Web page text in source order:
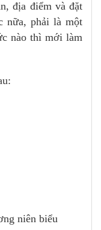
địa điểm và đặt
nữa, phải là một
nào thì mới làm
niên biểu